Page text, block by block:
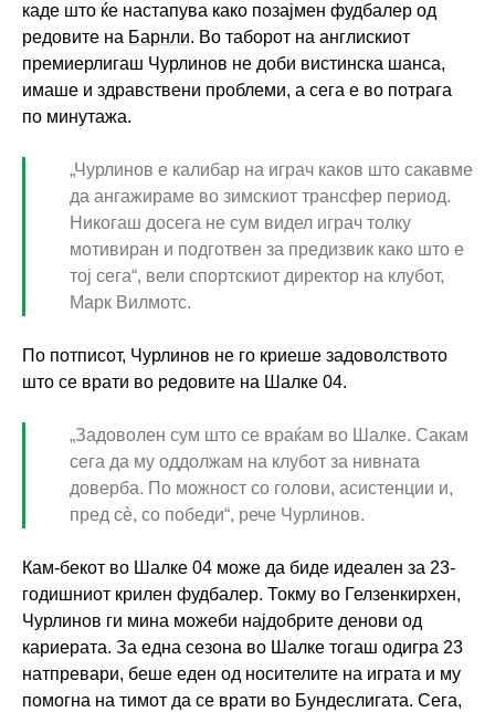
каде што ќе настапува како позајмен фудбалер од
редовите на Барнли. Во таборот на англискиот
премиерлигаш Чурлинов не доби вистинска шанса,
имаше и здравствени проблеми, а сега е во потрага
по минутажа.
„Чурлинов е калибар на играч каков што сакавме
да ангажираме во зимскиот трансфер период.
Никогаш досега не сум видел играч толку
мотивиран и подготвен за предизвик како што е
тој сега“, вели спортскиот директор на клубот,
Марк Вилмотс.
По потписот, Чурлинов не го криеше задоволството
што се врати во редовите на Шалке 04.
„Задоволен сум што се враќам во Шалке. Сакам
сега да му оддолжам на клубот за нивната
доверба. По можност со голови, асистенции и,
пред сè, со победи“, рече Чурлинов.
Кам-бекот во Шалке 04 може да биде идеален за 23-
годишниот крилен фудбалер. Токму во Гелзенкирхен,
Чурлинов ги мина можеби најдобрите денови од
кариерата. За една сезона во Шалке тогаш одигра 23
натпревари, беше еден од носителите на играта и му
помогна на тимот да се врати во Бундеслигата. Сега,